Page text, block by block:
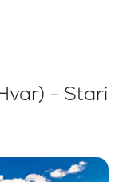
- Stari